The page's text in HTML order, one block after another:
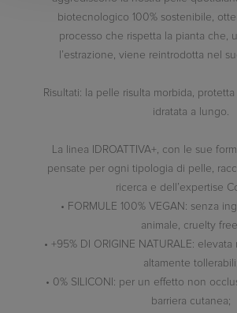
biotecnologico 100% sostenibile,
processo che rispetta la pianta che,
l’estrazione, viene reintrodotta nel
Risultati: la pelle risulta morbida,
idratata a lungo.
La linea IDROATTIVA+, con le sue
pensate per ogni tipologia di pelle,
ricerca e dell’expertise
• FORMULE 100% VEGAN: senza
animale, cruelty
• +95% DI ORIGINE NATURALE:
altamente tollerabili;
• 0% SILICONI: per un effetto non
barriera cutanea;